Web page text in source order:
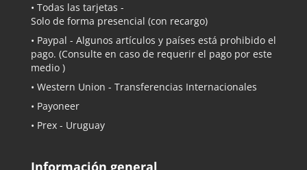
• Todas las tarjetas -
Solo de forma presencial (con recargo)
• Paypal - Algunos artículos y países está prohibido el
pago. (Consulte en caso de requerir el pago por este
medio )
• Western Union - Transferencias Internacionales
• Payoneer
• Prex - Uruguay